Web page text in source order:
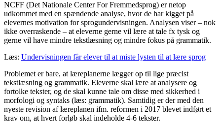
NCFF (Det Nationale Center For Fremmedsprog) er netop
udkommet med en spændende analyse, hvor de har kigget på
elevernes motivation for sprogundervisningen. Analysen viser – nok
ikke overraskende – at eleverne gerne vil lære at tale fx tysk og
gerne vil have mindre tekstlæsning og mindre fokus på grammatik.
Læs: Undervisningen får elever til at miste lysten til at lære sprog
Problemet er bare, at læreplanerne lægger op til lige præcist
tekstlæsning og grammatik. Eleverne skal lære at analysere og
fortolke tekster, og de skal kunne tale om disse med sikkerhed i
morfologi og syntaks (læs: grammatik). Samtidig er der med den
nyeste revision af læreplanen ifm. reformen i 2017 blevet indført et
krav om, at hvert forløb skal indeholde 4-6 tekster.